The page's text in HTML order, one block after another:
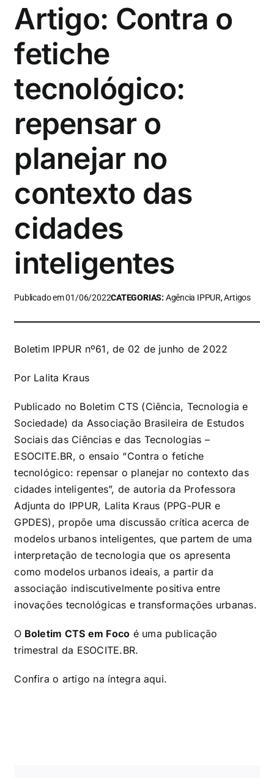
Artigo: Contra o
fetiche
tecnológico:
repensar o
planejar no
contexto das
cidades
inteligentes
Publicado em 01/06/2022CATEGORIAS:Agência IPPUR, Artigos
Boletim IPPUR nº61, de 02 de junho de 2022
Por Lalita Kraus
Publicado no Boletim CTS (Ciência, Tecnologia e
Sociedade) da Associação Brasileira de Estudos
Sociais das Ciências e das Tecnologias –
ESOCITE.BR, o ensaio “Contra o fetiche
tecnológico: repensar o planejar no contexto das
cidades inteligentes”, de autoria da Professora
Adjunta do IPPUR, Lalita Kraus (PPG-PUR e
GPDES), propõe uma discussão crítica acerca de
modelos urbanos inteligentes, que partem de uma
interpretação de tecnologia que os apresenta
como modelos urbanos ideais, a partir da
associação indiscutivelmente positiva entre
inovações tecnológicas e transformações urbanas.
O Boletim CTS em Foco é uma publicação
trimestral da ESOCITE.BR.
Confira o artigo na íntegra aqui.